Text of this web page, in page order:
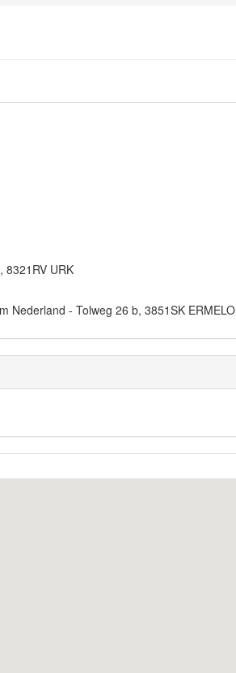
8321RV URK
Nederland - Tolweg 26 b, 3851SK ERMELO